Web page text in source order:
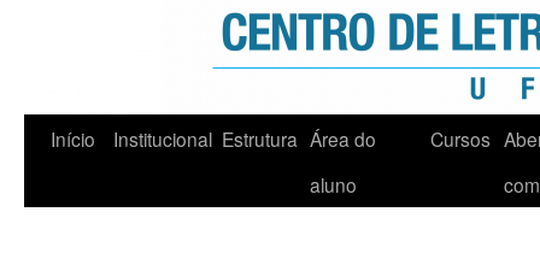
Início Institucional Estrutura Área do
aluno
Cursos